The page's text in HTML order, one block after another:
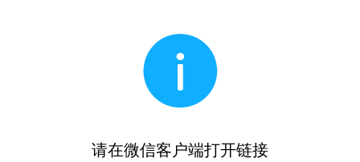
请在微信客户端打开链接